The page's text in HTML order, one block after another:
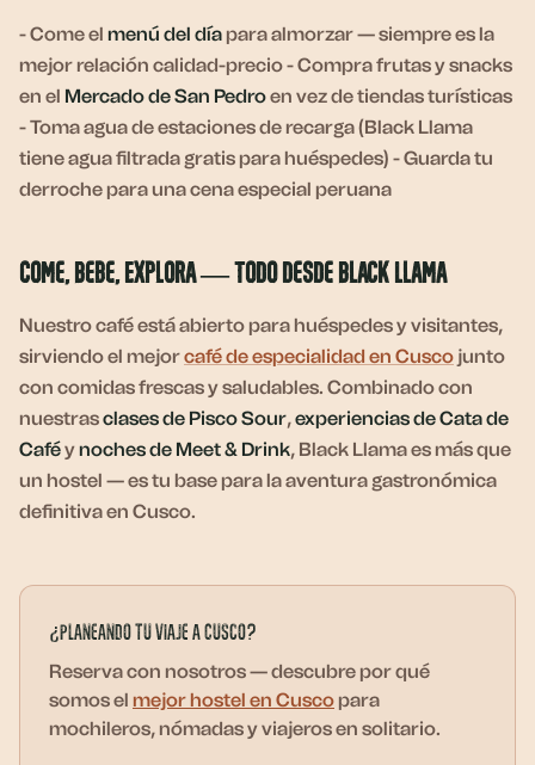
- Come el menú del díapara almorzar — siempre es la
mejor relación calidad-precio - Compra frutas y snacks
en el Mercado de San Pedroen vez de tiendas turísticas
- Toma agua de estaciones de recarga (Black Llama
tiene agua filtrada gratis para huéspedes) - Guarda tu
derroche para una cena especial peruana
Come, Bebe, Explora — Todo desde Black Llama
Nuestro café está abierto para huéspedes y visitantes,
sirviendo el mejorcafé de especialidad en Cusco junto
con comidas frescas y saludables. Combinado con
nuestrasclases de Pisco Sour,experiencias de Cata de
Caféynoches de Meet & Drink, Black Llama es más que
un hostel — es tu base para la aventura gastronómica
definitiva en Cusco.
¿Planeando tu viaje a Cusco?
Reserva con nosotros — descubre por qué
somos el mejor hostel en Cusco para
mochileros, nómadas y viajeros en solitario.